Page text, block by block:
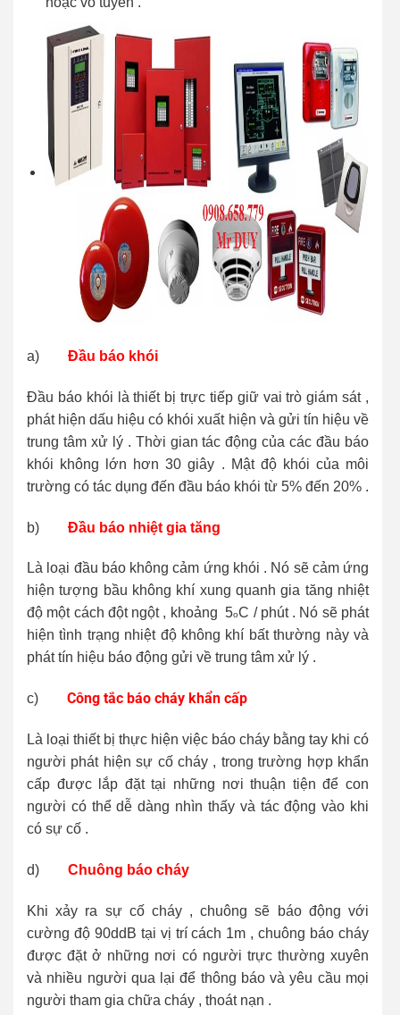
a) Đầu báo khói
Đầu báo khói là thiết bị trực tiếp giữ vai trò giám sát ,
phát hiện dấu hiệu có khói xuất hiện và gửi tín hiệu về
trung tâm xử lý . Thời gian tác động của các đầu báo
khói không lớn hơn 30 giây . Mật độ khói của môi
trường có tác dụng đến đầu báo khói từ 5% đến 20% .
b) Đầu báo nhiệt gia tăng
Là loại đầu báo không cảm ứng khói . Nó sẽ cảm ứng
hiện tượng bầu không khí xung quanh gia tăng nhiệt
độ một cách đột ngột , khoảng 5oC / phút . Nó sẽ phát
hiện tình trạng nhiệt độ không khí bất thường này và
phát tín hiệu báo động gửi về trung tâm xử lý .
c) Công tắc báo cháy khẩn cấp
Là loại thiết bị thực hiện việc báo cháy bằng tay khi có
người phát hiện sự cố cháy , trong trường hợp khẩn
cấp được lắp đặt tại những nơi thuận tiện để con
người có thể dễ dàng nhìn thấy và tác động vào khi
có sự cố .
d) Chuông báo cháy
Khi xảy ra sự cố cháy , chuông sẽ báo động với
cường độ 90ddB tại vị trí cách 1m , chuông báo cháy
được đặt ở những nơi có người trực thường xuyên
và nhiều người qua lại để thông báo và yêu cầu mọi
người tham gia chữa cháy , thoát nạn .